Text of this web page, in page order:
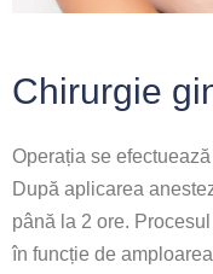
Chirurgie
Operația se
După aplicarea
până la 2 ore.
în funcție de